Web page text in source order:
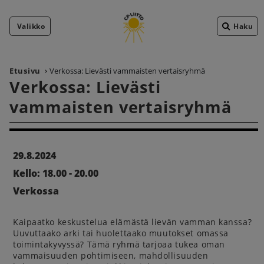
Valikko Haku
Etusivu Verkossa: Lievästi vammaisten vertaisryhmä
Verkossa: Lievästi
vammaisten vertaisryhmä
29.8.2024
Kello: 18.00 - 20.00
Verkossa
Kaipaatko keskustelua elämästä lievän vamman kanssa?
Uuvuttaako arki tai huolettaako muutokset omassa
toimintakyvyssä? Tämä ryhmä tarjoaa tukea oman
vammaisuuden pohtimiseen, mahdollisuuden